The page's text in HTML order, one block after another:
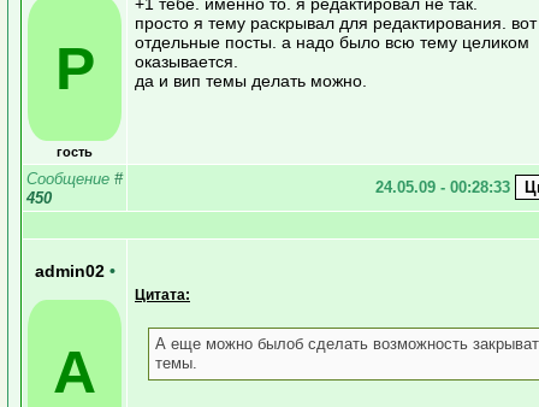
Р
гость
просто я тему раскрывал для редактирования.
отдельные посты. а надо было всю тему целиком
оказывается.
да и вип темы делать можно.
Сообщение #
450
24.05.09 - 00:28:33
admin02 •
A
Цитата:
А еще можно былоб сделать возможность
темы.